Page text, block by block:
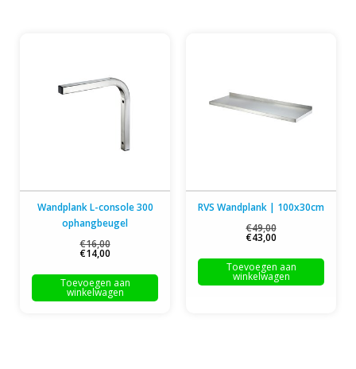
Wandplank L-console 300
ophangbeugel
€16,00
€14,00
Toevoegen aan
winkelwagen
RVS Wandplank | 100x30cm
€49,00
€43,00
Toevoegen aan
winkelwagen